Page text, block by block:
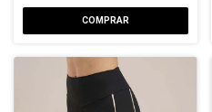
COMPRAR